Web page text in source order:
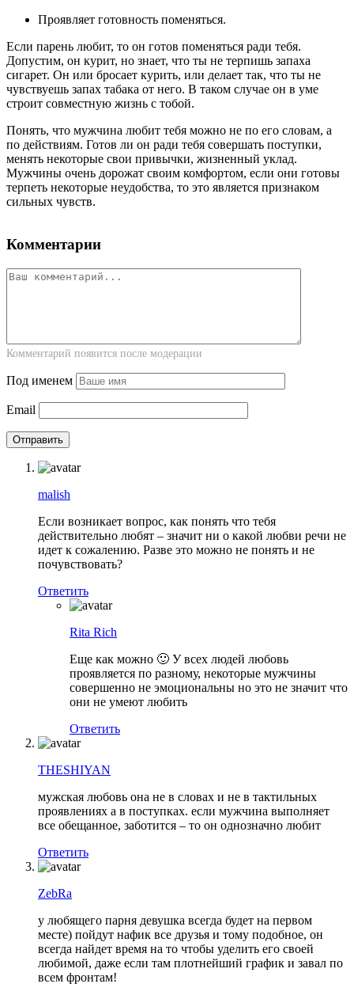
Проявляет готовность поменяться.
Если парень любит, то он готов поменяться ради тебя.
Допустим, он курит, но знает, что ты не терпишь запаха
сигарет. Он или бросает курить, или делает так, что ты не
чувствуешь запах табака от него. В таком случае он в уме
строит совместную жизнь с тобой.
Понять, что мужчина любит тебя можно не по его словам, а
по действиям. Готов ли он ради тебя совершать поступки,
менять некоторые свои привычки, жизненный уклад.
Мужчины очень дорожат своим комфортом, если они готовы
терпеть некоторые неудобства, то это является признаком
сильных чувств.
Комментарии
Комментарий появится после модерации
Под именем
Email
malish
Если возникает вопрос, как понять что тебя
действительно любят – значит ни о какой любви речи не
идет к сожалению. Разве это можно не понять и не
почувствовать?
Ответить
Rita Rich
Еще как можно 🙂 У всех людей любовь
проявляется по разному, некоторые мужчины
совершенно не эмоциональны но это не значит что
они не умеют любить
Ответить
THESHIYAN
мужская любовь она не в словах и не в тактильных
проявлениях а в поступках. если мужчина выполняет
все обещанное, заботится – то он однозначно любит
Ответить
ZebRa
у любящего парня девушка всегда будет на первом
месте) пойдут нафик все друзья и тому подобное, он
всегда найдет время на то чтобы уделить его своей
любимой, даже если там плотнейший график и завал по
всем фронтам!